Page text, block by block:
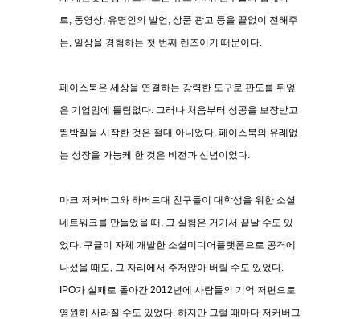
트, 동영상, 유명인의 발언 , 상품 광고 등을 끝없이 전해주
는, 일상을 경험하는 첫 번째 렌즈이기 때문이다.
페이스북은 세상을 연결하는 강력한 도구로 판도를 뒤엎
은 기업임에 틀림없다. 그러나 처음부터 성공을 보장받고
뜀박질을 시작한 것은 절대 아니었다. 페이스북의 유례없
는 성장을 가능케 한 것은 비전과 신념이었다.
마크 저커버그와 하버드대 친구들이 대학생을 위한 소셜
네트워크를 만들었을 때 , 그 실험은 거기서 끝날 수도 있
었다. 구글이 자체 개발한 소셜미디어플랫폼으로 공격에
나섰을 때도, 그 자리에서 주저앉아 버릴 수도 있었다.
IPO가 실패로 돌아간 2012년에 사람들의 기억 저편으로
영원히 사라질 수도 있었다. 하지만 그럴 때마다 저커버그